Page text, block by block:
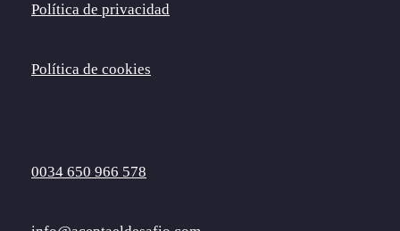
Política de privacidad
Política de cookies
0034 650 966 578